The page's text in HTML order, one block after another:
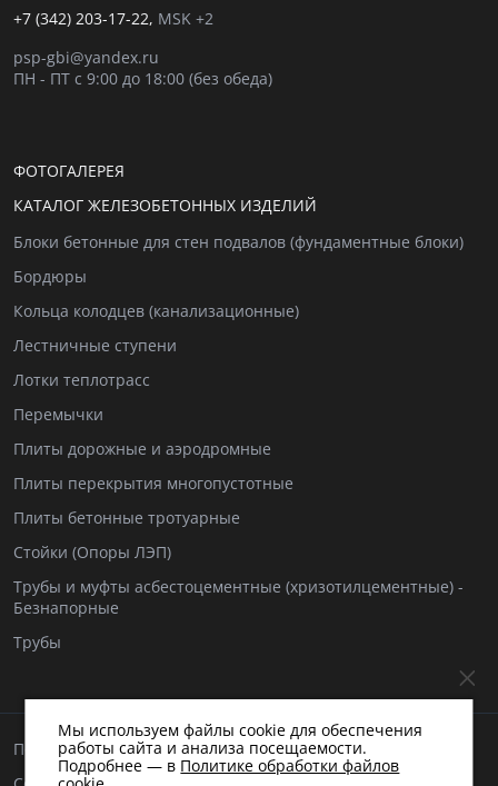
+7 (342) 203-17-22, MSK +2
psp-gbi@yandex.ru
ПН - ПТ с 9:00 до 18:00 (без обеда)
ФОТОГАЛЕРЕЯ
КАТАЛОГ ЖЕЛЕЗОБЕТОННЫХ ИЗДЕЛИЙ
Блоки бетонные для стен подвалов (фундаментные блоки)
Бордюры
Кольца колодцев (канализационные)
Лестничные ступени
Лотки теплотрасс
Перемычки
Плиты дорожные и аэродромные
Плиты перекрытия многопустотные
Плиты бетонные тротуарные
Стойки (Опоры ЛЭП)
Трубы и муфты асбестоцементные (хризотилцементные) -
Безнапорные
Трубы
Пользовательское соглашение
Мы используем файлы cookie для обеспечения
работы сайта и анализа посещаемости.
Подробнее — в Политике обработки файлов